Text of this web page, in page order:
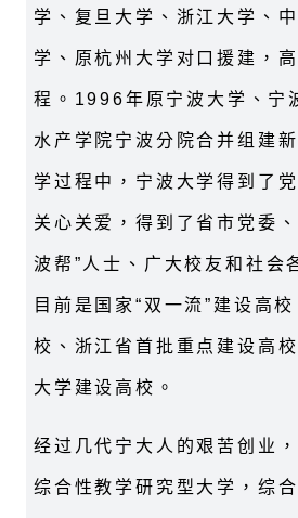
学、复旦大学、浙江大学、
学、原杭州大学对口援建，
程。 1996年原宁波大学、宁
水产学院宁波分院合并组建
学过程中，宁波大学得到了
关心关爱，得到了省市党委
波帮”人士、广大校友和社会
目前是国家“双一流”建设高
校、浙江省首批重点建设高
大学建设高校。
经过几代宁大人的艰苦创业
综合性教学研究型大学，综